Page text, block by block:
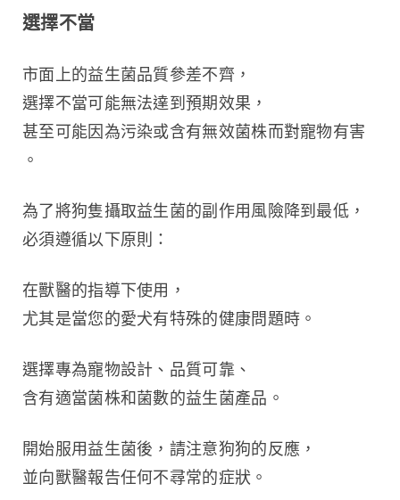
選擇不當
市面上的益生菌品質參差不齊，
選擇不當可能無法達到預期效果，
甚至可能因為污染或含有無效菌株而對寵物有害
。
為了將狗隻攝取益生菌的副作用風險降到最低，
必須遵循以下原則：
在獸醫的指導下使用，
尤其是當您的愛犬有特殊的健康問題時。
選擇專為寵物設計、品質可靠、
含有適當菌株和菌數的益生菌產品。
開始服用益生菌後，請注意狗狗的反應，
並向獸醫報告任何不尋常的症狀。